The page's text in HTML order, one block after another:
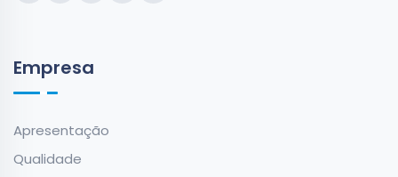
Empresa
Apresentação
Qualidade